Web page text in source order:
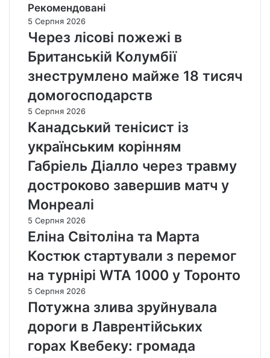
Рекомендовані
5 Серпня 2026
Через лісові пожежі в
Британській Колумбії
знеструмлено майже 18 тисяч
домогосподарств
5 Серпня 2026
Канадський тенісист із
українським корінням
Габріель Діалло через травму
достроково завершив матч у
Монреалі
5 Серпня 2026
Еліна Світоліна та Марта
Костюк стартували з перемог
на турнірі WTA 1000 у Торонто
5 Серпня 2026
Потужна злива зруйнувала
дороги в Лаврентійських
горах Квебеку: громада